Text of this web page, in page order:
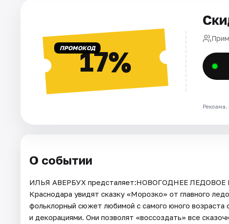
ПРОМОКОД17%
О событии
ИЛЬЯ АВЕРБУХ предсталяет:НОВОГОДНЕЕ ЛЕДОВОЕ
Краснодара увидят сказку «Морозко» от главного
фольклорный сюжет любимой с самого юного
и декорациями. Они позволят «воссоздать» все